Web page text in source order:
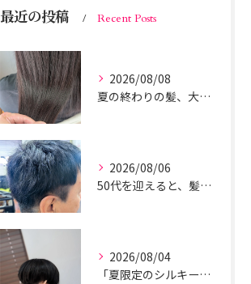
最近の投稿 Recent Posts
2026/08/08
夏の終わりの髪、大丈夫？
2026/08/06
50代を迎えると、髪の悩みとして
2026/08/04
「夏限定のシルキーマッシュツーブロック」の完成形です。